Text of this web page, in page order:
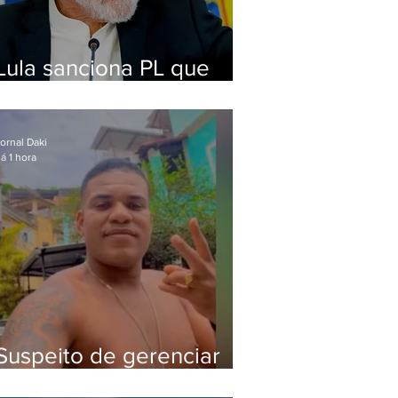
sanciona PL que
contra crianças
de gerenciar
Daki
1 hora